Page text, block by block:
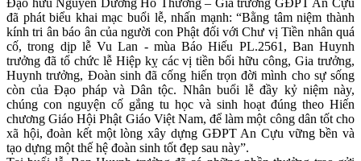
Đạo hữu Nguyên Dưỡng Hồ Thương – Gia trưởng GĐPT An Cựu
đã phát biểu khai mạc buổi lễ, nhấn mạnh: “Bằng tâm niệm thành
kính tri ân báo ân của người con Phật đối với Chư vị Tiền nhân quá
cố, trong dịp lễ Vu Lan - mùa Báo Hiếu PL.2561, Ban Huynh
trưởng đã tổ chức lễ Hiệp kỵ các vị tiền bối hữu công, Gia trưởng,
Huynh trưởng, Đoàn sinh đã cống hiến trọn đời mình cho sự sống
còn của Đạo pháp và Dân tộc. Nhân buổi lễ đầy kỷ niệm này,
chúng con nguyện cố gắng tu học và sinh hoạt đúng theo Hiến
chương Giáo Hội Phật Giáo Việt Nam, để làm một công dân tốt cho
xã hội, đoàn kết một lòng xây dựng GĐPT An Cựu vững bền và
tạo dựng một thế hệ đoàn sinh tốt đẹp sau này”.